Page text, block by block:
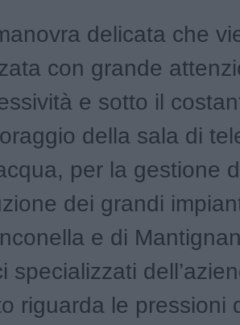
delicata che
con grande
e sotto il
della sala di
per la gestione
dei grandi
e di
specializzati
riguarda le pressioni